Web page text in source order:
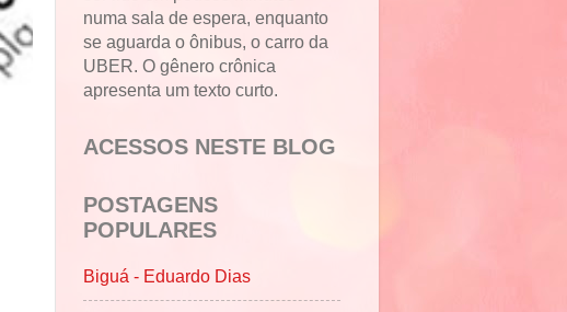
numa sala de espera, enquanto
se aguarda o ônibus, o carro da
UBER. O gênero crônica
apresenta um texto curto.
ACESSOS NESTE BLOG
POSTAGENS
POPULARES
Biguá - Eduardo Dias